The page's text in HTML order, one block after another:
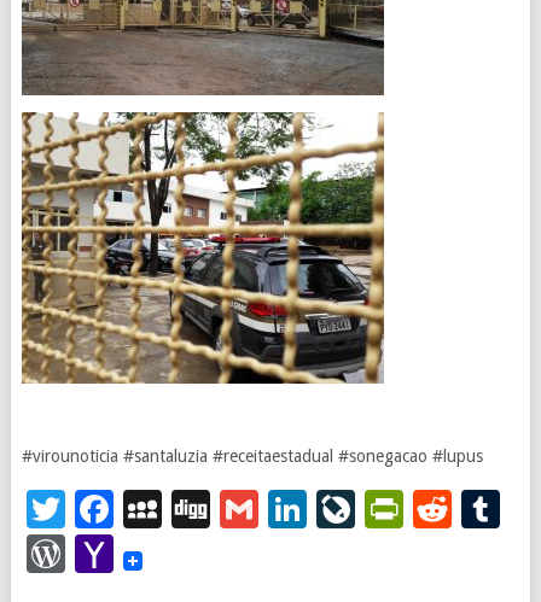
#virounoticia #santaluzia #receitaestadual #sonegacao #lupus
Twitter
Facebook
MySpace
DiggGmailLinkedIn
WordPress
Yahoo